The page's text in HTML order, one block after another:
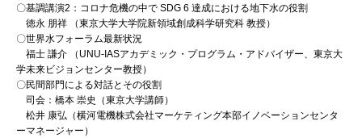
〇基調講演2：コロナ危機の中で SDG 6 達成における地下水の役割
徳永 朋祥 （東京大学大学院新領域創成科学研究科 教授）
〇世界水フォーラム最新状況
福士 謙介 （UNU-IASアカデミック・プログラム・アドバイザー、東京大
学未来ビジョンセンター教授）
〇民間部門による対話とその役割
司会：橋本 崇史（東京大学講師）
松井 康弘（横河電機株式会社マーケティング本部イノベーションセンタ
ーマネージャー）